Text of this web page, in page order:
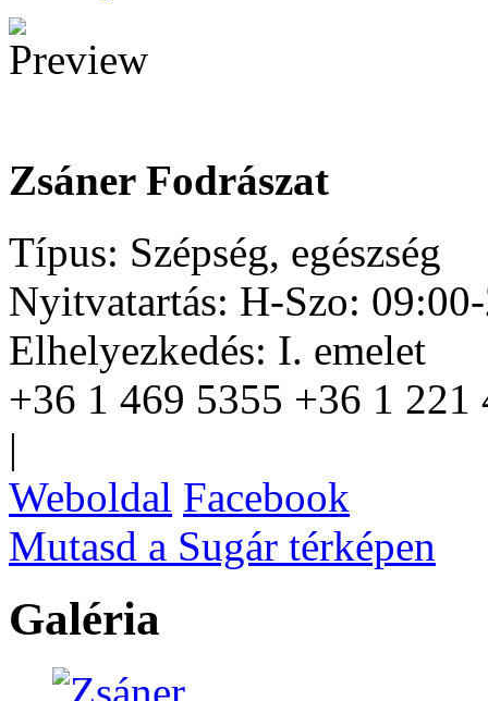
Zsáner Fodrászat
Típus: Szépség, egészség
Nyitvatartás: H-Szo:
Elhelyezkedés: I. emelet
+36 1 469 5355 +36 1 221
|
Weboldal Facebook
Mutasd a Sugár térképen
Galéria